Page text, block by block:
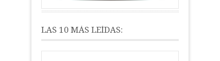
LAS 10 MÁS LEÍDAS: